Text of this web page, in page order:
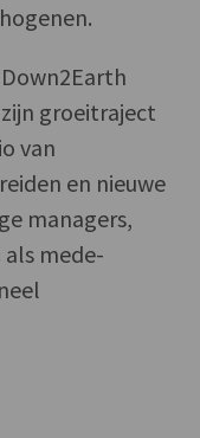
groeitraject
van
en nieuwe
managers,
mede-